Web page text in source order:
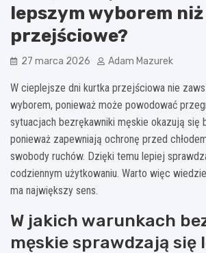
lepszym wyborem
przejściowe?
27 marca 2026 Adam Mazurek
W cieplejsze dni kurtka przejściowa nie
wyborem, ponieważ może powodować
sytuacjach bezrękawniki męskie okazują się
ponieważ zapewniają ochronę przed
swobody ruchów. Dzięki temu lepiej
codziennym użytkowaniu. Warto więc
ma największy sens.
W jakich warunkach
męskie sprawdzają się